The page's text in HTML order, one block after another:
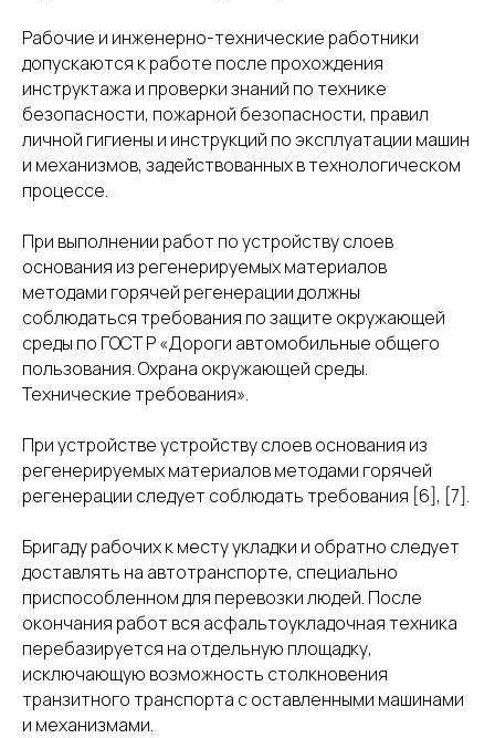
Рабочие и инженерно-технические работники
допускаются к работе после прохождения
инструктажа и проверки знаний по технике
безопасности, пожарной безопасности, правил
личной гигиены и инструкций по эксплуатации машин
и механизмов, задействованных в технологическом
процессе.
При выполнении работ по устройству слоев
основания из регенерируемых материалов
методами горячей регенерации должны
соблюдаться требования по защите окружающей
среды по ГОСТ Р «Дороги автомобильные общего
пользования. Охрана окружающей среды.
Технические требования».
При устройстве устройству слоев основания из
регенерируемых материалов методами горячей
регенерации следует соблюдать требования [6], [7].
Бригаду рабочих к месту укладки и обратно следует
доставлять на автотранспорте, специально
приспособленном для перевозки людей. После
окончания работ вся асфальтоукладочная техника
перебазируется на отдельную площадку,
исключающую возможность столкновения
транзитного транспорта с оставленными машинами
и механизмами.